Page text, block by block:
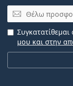
Email
Συγκατατίθεμαι
μου και στην